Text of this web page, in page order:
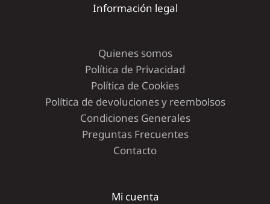
Información legal
Quienes somos
Política de Privacidad
Política de Cookies
Política de devoluciones y reembolsos
Condiciones Generales
Preguntas Frecuentes
Contacto
Mi cuenta